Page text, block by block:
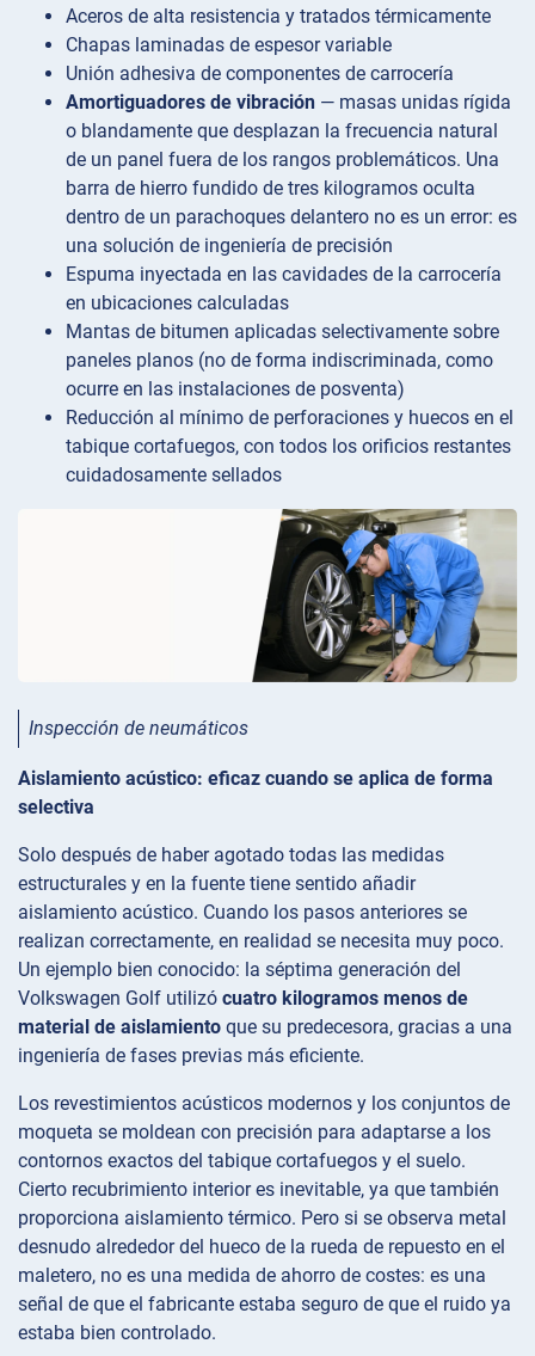
Aceros de alta resistencia y tratados térmicamente
Chapas laminadas de espesor variable
Unión adhesiva de componentes de carrocería
Amortiguadores de vibración — masas unidas rígida
o blandamente que desplazan la frecuencia natural
de un panel fuera de los rangos problemáticos. Una
barra de hierro fundido de tres kilogramos oculta
dentro de un parachoques delantero no es un error: es
una solución de ingeniería de precisión
Espuma inyectada en las cavidades de la carrocería
en ubicaciones calculadas
Mantas de bitumen aplicadas selectivamente sobre
paneles planos (no de forma indiscriminada, como
ocurre en las instalaciones de posventa)
Reducción al mínimo de perforaciones y huecos en el
tabique cortafuegos, con todos los orificios restantes
cuidadosamente sellados
Inspección de neumáticos
Aislamiento acústico: eficaz cuando se aplica de forma
selectiva
Solo después de haber agotado todas las medidas
estructurales y en la fuente tiene sentido añadir
aislamiento acústico. Cuando los pasos anteriores se
realizan correctamente, en realidad se necesita muy poco.
Un ejemplo bien conocido: la séptima generación del
Volkswagen Golf utilizó cuatro kilogramos menos de
material de aislamiento que su predecesora, gracias a una
ingeniería de fases previas más eficiente.
Los revestimientos acústicos modernos y los conjuntos de
moqueta se moldean con precisión para adaptarse a los
contornos exactos del tabique cortafuegos y el suelo.
Cierto recubrimiento interior es inevitable, ya que también
proporciona aislamiento térmico. Pero si se observa metal
desnudo alrededor del hueco de la rueda de repuesto en el
maletero, no es una medida de ahorro de costes: es una
señal de que el fabricante estaba seguro de que el ruido ya
estaba bien controlado.